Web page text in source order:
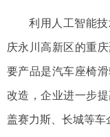
利用人工智能
庆永川高新区的重
要产品是汽车座椅
改造，企业进一步
盖赛力斯、长城等车